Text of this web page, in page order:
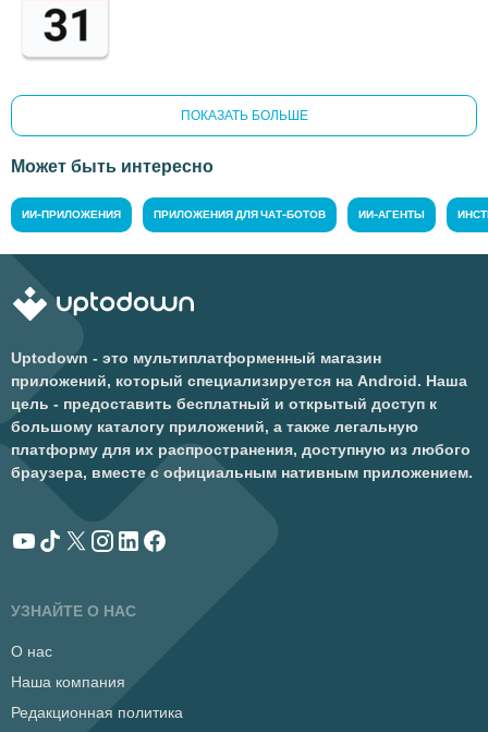
ПОКАЗАТЬ БОЛЬШЕ
Может быть интересно
ИИ-ПРИЛОЖЕНИЯ ПРИЛОЖЕНИЯ ДЛЯ ЧАТ-БОТОВ ИИ-АГЕНТЫ
Uptodown - это мультиплатформенный магазин
приложений, который специализируется на Android. Наша
цель - предоставить бесплатный и открытый доступ к
большому каталогу приложений, а также легальную
платформу для их распространения, доступную из любого
браузера, вместе с официальным нативным приложением.
УЗНАЙТЕ О НАС
О нас
Наша компания
Редакционная политика